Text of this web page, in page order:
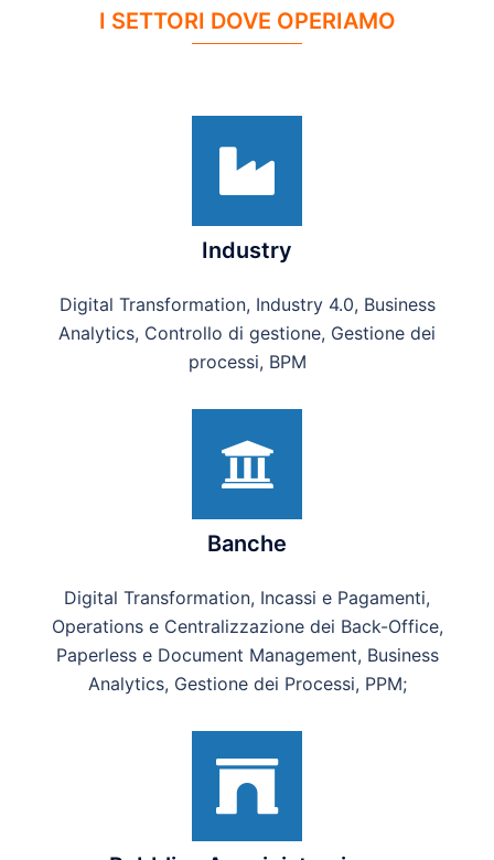
I SETTORI DOVE OPERIAMO
Industry
Digital Transformation, Industry 4.0, Business
Analytics, Controllo di gestione, Gestione dei
processi, BPM
Banche
Digital Transformation, Incassi e Pagamenti,
Operations e Centralizzazione dei Back-Office,
Paperless e Document Management, Business
Analytics, Gestione dei Processi, PPM;